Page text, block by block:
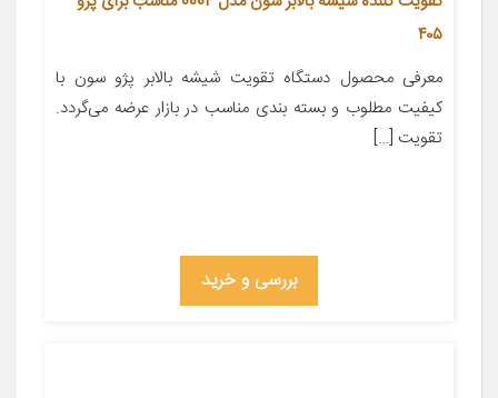
۴۰۵
معرفی محصول دستگاه تقویت شیشه بالابر پژو سون با
کیفیت مطلوب و بسته بندی مناسب در بازار عرضه می‌گردد.
تقویت […]
بررسی و خرید